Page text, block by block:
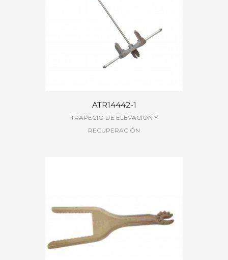
ATR14442-1
TRAPECIO DE ELEVACIÓN Y
RECUPERACIÓN